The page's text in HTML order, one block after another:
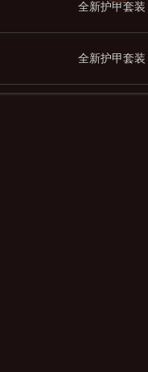
全新护甲套装
全新护甲套装